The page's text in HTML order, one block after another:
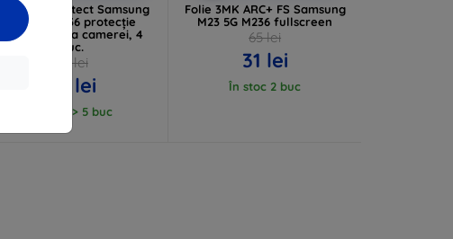
3MK Lens Protect Samsung
M23 5G M236 protecție
pentru lentila camerei, 4
buc.
48 lei
43 lei
În stoc > 5 buc
Folie 3MK ARC+ FS Samsung
M23 5G M236 fullscreen
65 lei
31 lei
În stoc 2 buc